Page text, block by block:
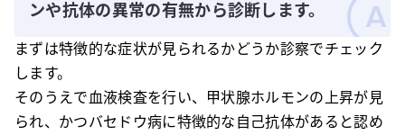
ンや抗体の異常の有無から診断します。
まずは特徴的な症状が見られるかどうか診察でチェック
します。
そのうえで血液検査を行い、甲状腺ホルモンの上昇が見
られ、かつバセドウ病に特徴的な自己抗体があると認め